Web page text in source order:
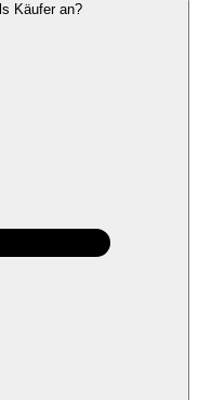
Käufer an?